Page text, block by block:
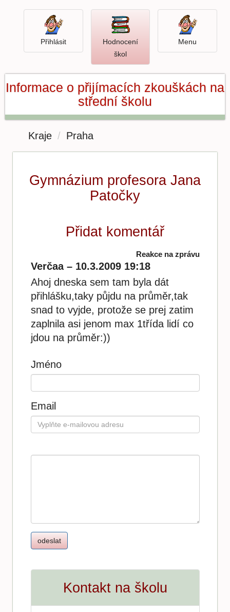
Menu
Hodnocení
školOtevři
hodnocení
PřihlásitPřihlásit
Informace o přijímacích zkouškách na
střední školu
Kraje Praha
Gymnázium profesora Jana
Patočky
Přidat komentář
Reakce na zprávu
Verčaa – 10.3.2009 19:18
Ahoj dneska sem tam byla dát
přihlášku,taky půjdu na průměr,tak
snad to vyjde, protože se prej zatim
zaplnila asi jenom max 1třída lidí co
jdou na průměr:))
Jméno
Email
Kontakt na školu